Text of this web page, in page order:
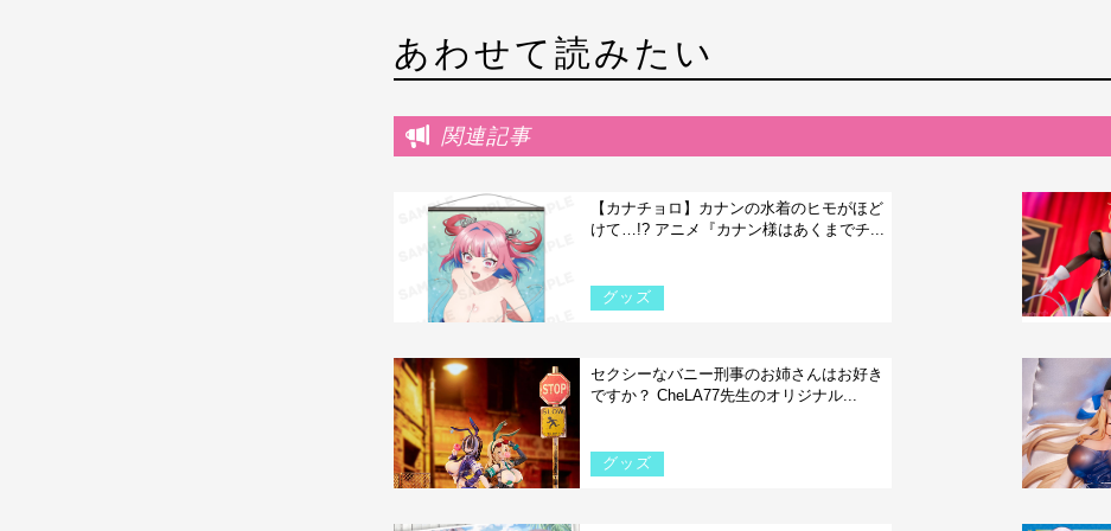
あわせて読みたい
関連記事
【カナチョロ】カナンの水着のヒモがほど
けて…!? アニメ『カナン様はあくまでチ...
グッズ
セクシーなバニー刑事のお姉さんはお好き
ですか？ CheLA77先生のオリジナル...
グッズ